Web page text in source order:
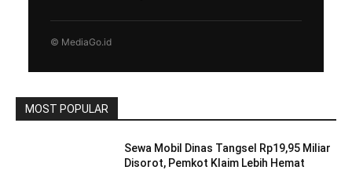
© MediaGo.id
MOST POPULAR
Sewa Mobil Dinas Tangsel Rp19,95 Miliar
Disorot, Pemkot Klaim Lebih Hemat